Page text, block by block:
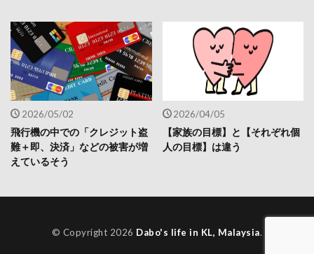
2026/05/02
飛行機の中での「クレジット盗
難＋即、決済」などの被害が増
えているそう
2026/04/05
【家族の目標】と【それぞれ個
人の目標】は違う
© Copyright 2026 Dabo's life in KL, Malaysia.